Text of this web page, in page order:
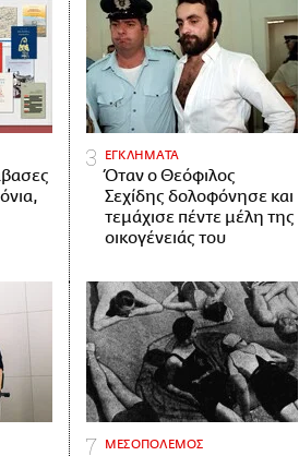
ΕΓΚΛΗΜΑΤΑ
Όταν ο Θεόφιλος
Σεχίδης δολοφόνησε και
τεμάχισε πέντε μέλη της
οικογένειάς του
ΜΕΣΟΠΟΛΕΜΟΣ